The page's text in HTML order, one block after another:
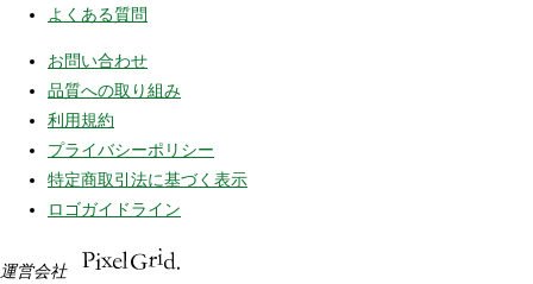
よくある質問
お問い合わせ
品質への取り組み
利用規約
プライバシーポリシー
特定商取引法に基づく表示
ロゴガイドライン
運営会社